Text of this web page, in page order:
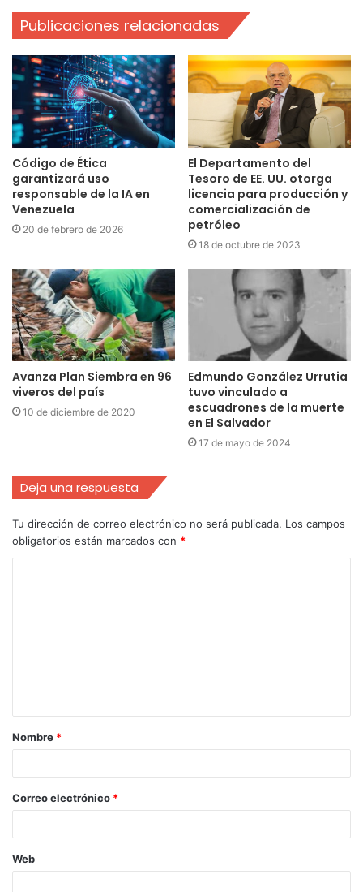
Publicaciones relacionadas
Código de Ética
garantizará uso
responsable de la IA en
Venezuela
20 de febrero de 2026
El Departamento del
Tesoro de EE. UU. otorga
licencia para producción y
comercialización de
petróleo
18 de octubre de 2023
Avanza Plan Siembra en 96
viveros del país
10 de diciembre de 2020
Edmundo González Urrutia
tuvo vinculado a
escuadrones de la muerte
en El Salvador
17 de mayo de 2024
Deja una respuesta
Tu dirección de correo electrónico no será publicada. Los campos
obligatorios están marcados con *
Nombre *
Correo electrónico *
Web